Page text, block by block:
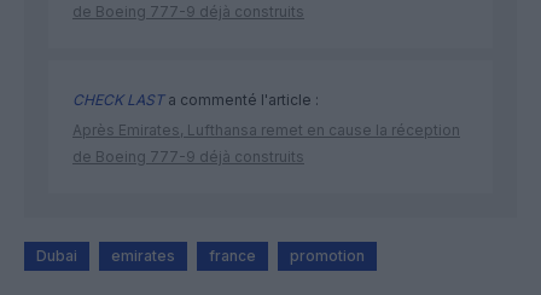
de Boeing 777-9 déjà construits
CHECK LASTa commenté l'article :
Après Emirates, Lufthansa remet en cause la réception
de Boeing 777-9 déjà construits
Dubai emirates france promotion